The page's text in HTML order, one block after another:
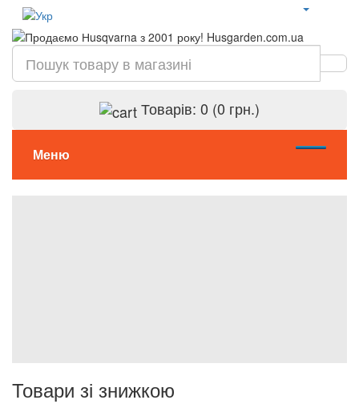
Товарів: 0 (0 грн.)
Меню
Товари зі знижкою